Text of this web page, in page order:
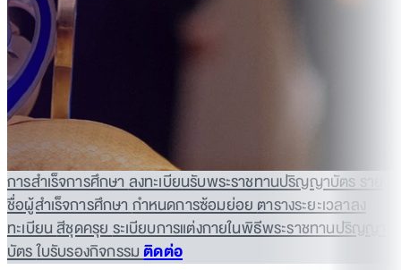
การสำเร็จการศึกษาลงทะเบียนรับพระราชทานปริญญาบัตร
ชื่อผู้สำเร็จการศึกษากำหนดการซ้อมย่อยตารางระยะเวลาลง
ทะเบียนสีชุดครุยระเบียบการแต่งกายในพิธีพระราชทานปริญญา
บัตรใบรับรองกิจกรรมติดต่อ